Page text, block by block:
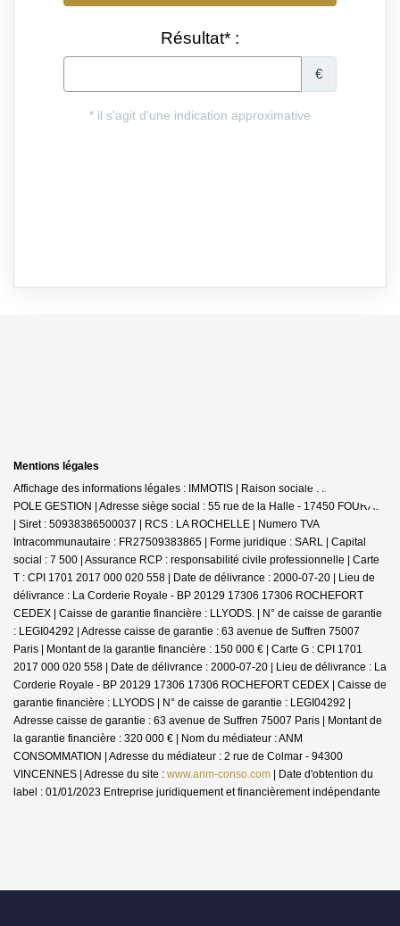
Mentions légales
Affichage des informations légales : IMMOTIS | Raison sociale : IMMOTIS
POLE GESTION | Adresse siège social : 55 rue de la Halle - 17450 FOURAS
| Siret : 50938386500037 | RCS : LA ROCHELLE | Numero TVA
Intracommunautaire : FR27509383865 | Forme juridique : SARL | Capital
social : 7 500 | Assurance RCP : responsabilité civile professionnelle | Carte
T : CPI 1701 2017 000 020 558 | Date de délivrance : 2000-07-20 | Lieu de
délivrance : La Corderie Royale - BP 20129 17306 17306 ROCHEFORT
CEDEX | Caisse de garantie financière : LLYODS. | N° de caisse de garantie
: LEGI04292 | Adresse caisse de garantie : 63 avenue de Suffren 75007
Paris | Montant de la garantie financière : 150 000 € | Carte G : CPI 1701
2017 000 020 558 | Date de délivrance : 2000-07-20 | Lieu de délivrance : La
Corderie Royale - BP 20129 17306 17306 ROCHEFORT CEDEX | Caisse de
garantie financière : LLYODS | N° de caisse de garantie : LEGI04292 |
Adresse caisse de garantie : 63 avenue de Suffren 75007 Paris | Montant de
la garantie financière : 320 000 € | Nom du médiateur : ANM
CONSOMMATION | Adresse du médiateur : 2 rue de Colmar - 94300
VINCENNES | Adresse du site : www.anm-conso.com | Date d'obtention du
label : 01/01/2023 Entreprise juridiquement et financièrement indépendante